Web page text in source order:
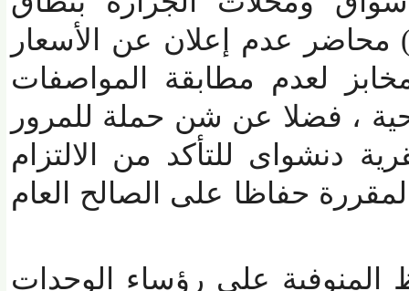
، تم تحرير (10) محاضر عدم إعلان عن الأسعار
لعدم مطابقة المواصفات
، فضلا عن شن حملة للمرور
دنشواى للتأكد من الالتزام
حفاظا على الصالح العام
على رؤساء الوحدات